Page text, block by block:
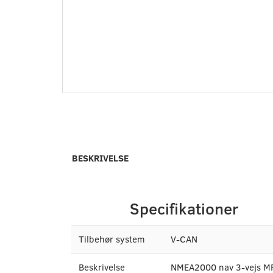
BESKRIVELSE
Specifikationer
Tilbehør system V-CAN
Beskrivelse NMEA2000 nav 3-vejs